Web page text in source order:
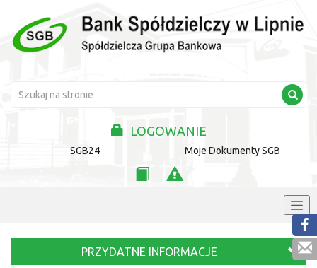
LOGOWANIE
SGB24 Moje Dokumenty SGB
PRZYDATNE INFORMACJE